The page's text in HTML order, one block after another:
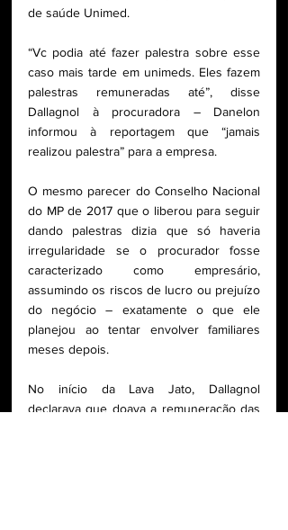
de saúde Unimed.
“Vc podia até fazer palestra sobre esse
caso mais tarde em unimeds. Eles fazem
palestras remuneradas até”, disse
Dallagnol à procuradora – Danelon
informou à reportagem que “jamais
realizou palestra” para a empresa.
O mesmo parecer do Conselho Nacional
do MP de 2017 que o liberou para seguir
dando palestras dizia que só haveria
irregularidade se o procurador fosse
caracterizado como empresário,
assumindo os riscos de lucro ou prejuízo
do negócio – exatamente o que ele
planejou ao tentar envolver familiares
meses depois.
No início da Lava Jato, Dallagnol
declarava que doava a remuneração das